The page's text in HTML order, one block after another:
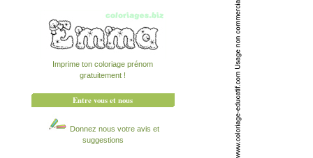
Imprime ton coloriage prénom
gratuitement !
Entre vous et nous
Donnez nous votre avis et
suggestions